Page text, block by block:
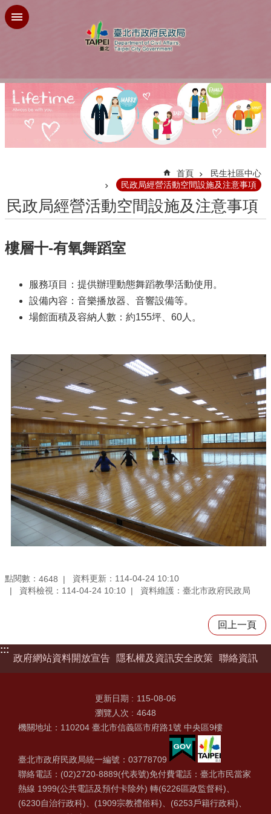
跳到主要內容區塊
首頁
民生社區中心
民政局經營活動空間設施及注意事項
民政局經營活動空間設施及注意事項
樓層十-有氧舞蹈室
服務項目：提供辦理動態舞蹈教學活動使用。
設備內容：音樂播放器、音響設備等。
場館面積及容納人數：約155坪、60人。
點閱數： 4648
資料更新：114-04-24 10:10
資料檢視：114-04-24 10:10
資料維護：臺北市政府民政局
回上一頁
:::
政府網站資料開放宣告
隱私權及資訊安全政策 聯絡資訊
更新日期
115-08-06
瀏覽人次
4648
機關地址：110204 臺北市信義區市府路1號 中央區9樓
臺北市政府民政局統一編號：03778709
聯絡電話：(02)2720-8889(代表號)免付費電話：臺北市民當家
熱線 1999(公共電話及預付卡除外) 轉(6226區政監督科)、
(6230自治行政科)、(1909宗教禮俗科)、(6253戶籍行政科)、